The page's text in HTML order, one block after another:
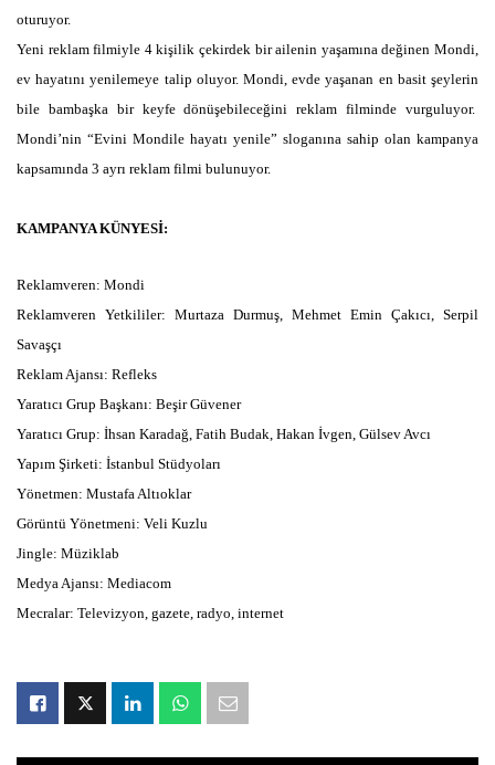
oturuyor.
Yeni reklam filmiyle 4 kişilik çekirdek bir ailenin yaşamına değinen Mondi,
ev hayatını yenilemeye talip oluyor. Mondi, evde yaşanan en basit şeylerin
bile bambaşka bir keyfe dönüşebileceğini reklam filminde vurguluyor.
Mondi’nin “Evini Mondile hayatı yenile” sloganına sahip olan kampanya
kapsamında 3 ayrı reklam filmi bulunuyor.
KAMPANYA KÜNYESİ:
Reklamveren: Mondi
Reklamveren Yetkililer: Murtaza Durmuş, Mehmet Emin Çakıcı, Serpil
Savaşçı
Reklam Ajansı: Refleks
Yaratıcı Grup Başkanı: Beşir Güvener
Yaratıcı Grup: İhsan Karadağ, Fatih Budak, Hakan İvgen, Gülsev Avcı
Yapım Şirketi: İstanbul Stüdyoları
Yönetmen: Mustafa Altıoklar
Görüntü Yönetmeni: Veli Kuzlu
Jingle: Müziklab
Medya Ajansı: Mediacom
Mecralar: Televizyon, gazete, radyo, internet